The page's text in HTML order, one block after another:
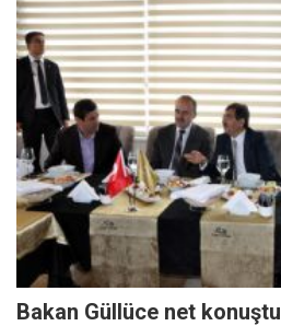
Bakan Güllüce net konuştu